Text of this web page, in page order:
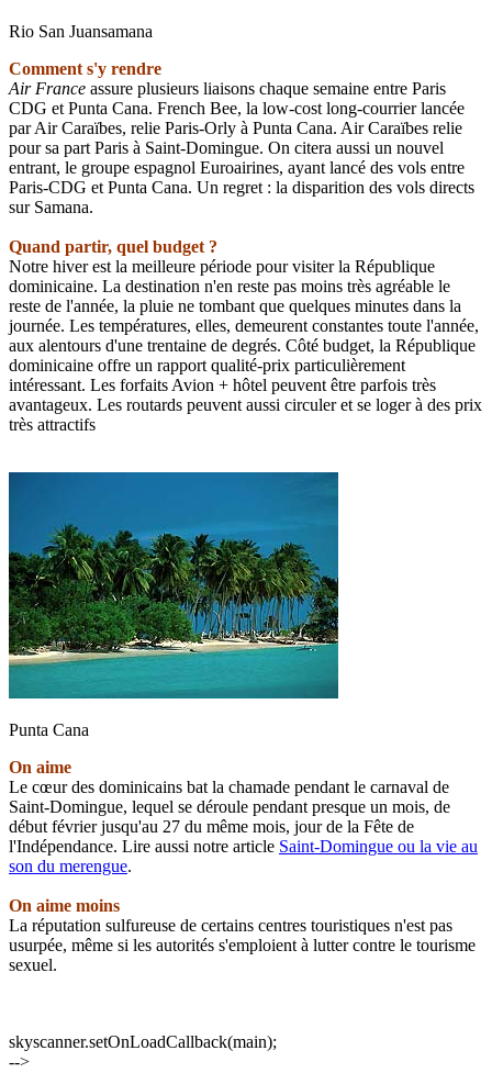
Rio San Juansamana
Comment s'y rendre
Air France assure plusieurs liaisons chaque semaine entre Paris
CDG et Punta Cana. French Bee, la low-cost long-courrier lancée
par Air Caraïbes, relie Paris-Orly à Punta Cana. Air Caraïbes relie
pour sa part Paris à Saint-Domingue. On citera aussi un nouvel
entrant, le groupe espagnol Euroairines, ayant lancé des vols entre
Paris-CDG et Punta Cana. Un regret : la disparition des vols directs
sur Samana.
Quand partir, quel budget ?
Notre hiver est la meilleure période pour visiter la République
dominicaine. La destination n'en reste pas moins très agréable le
reste de l'année, la pluie ne tombant que quelques minutes dans la
journée. Les températures, elles, demeurent constantes toute l'année,
aux alentours d'une trentaine de degrés. Côté budget, la République
dominicaine offre un rapport qualité-prix particulièrement
intéressant. Les forfaits Avion + hôtel peuvent être parfois très
avantageux. Les routards peuvent aussi circuler et se loger à des prix
très attractifs
Punta Cana
On aime
Le cœur des dominicains bat la chamade pendant le carnaval de
Saint-Domingue, lequel se déroule pendant presque un mois, de
début février jusqu'au 27 du même mois, jour de la Fête de
l'Indépendance. Lire aussi notre article Saint-Domingue ou la vie au
son du merengue.
On aime moins
La réputation sulfureuse de certains centres touristiques n'est pas
usurpée, même si les autorités s'emploient à lutter contre le tourisme
sexuel.
skyscanner.setOnLoadCallback(main);
-->